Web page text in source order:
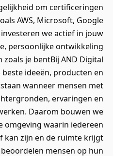
om certificeringen
AWS, Microsoft, Google
we actief in jouw
persoonlijke ontwikkeling
je bentBij AND Digital
ideeën, producten en
wanneer mensen met
ervaringen en
Daarom bouwen we
omgeving waarin iedereen
kan zijn en de ruimte krijgt
mensen op hun